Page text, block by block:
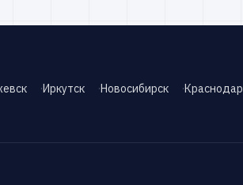
Иркутск Новосибирск Краснодар